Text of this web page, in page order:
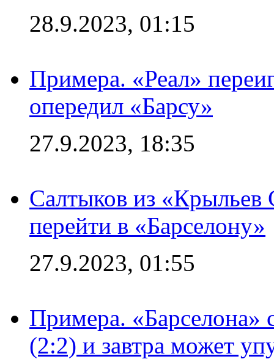
28.9.2023, 01:15
Примера. «Реал»
опередил «Барсу»
27.9.2023, 18:35
Салтыков из «Крыльев
перейти в «Барселону»
27.9.2023, 01:55
Примера. «Барселона»
(2:2) и завтра может